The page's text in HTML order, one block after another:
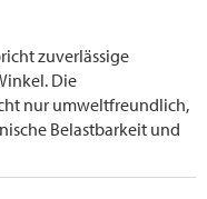
zuverlässige
Die
nur umweltfreundlich,
Belastbarkeit und